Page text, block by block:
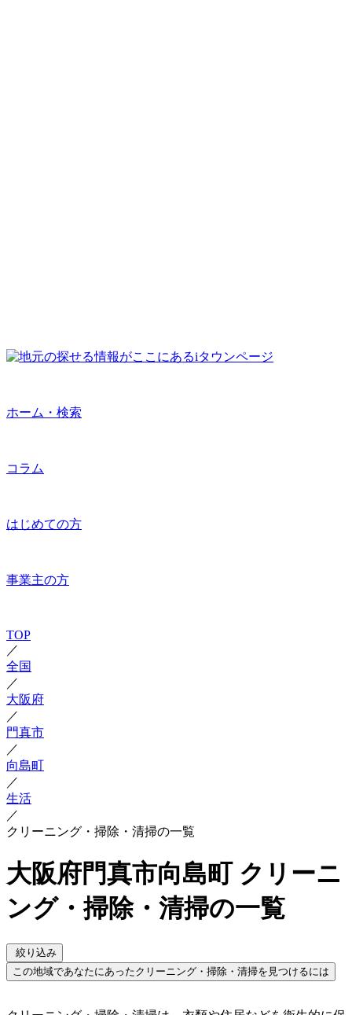
ホーム・検索
コラム
はじめての方
事業主の方
TOP
／
全国
／
大阪府
／
門真市
／
向島町
／
生活
／
クリーニング・掃除・清掃の一覧
大阪府門真市向島町 クリーニ
ング・掃除・清掃の一覧
絞り込み
この地域であなたにあったクリーニング・掃除・清掃を見つけるには